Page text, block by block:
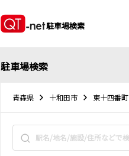
駐車場検索
駐車場検索
青森県 十和田市 東十四番町